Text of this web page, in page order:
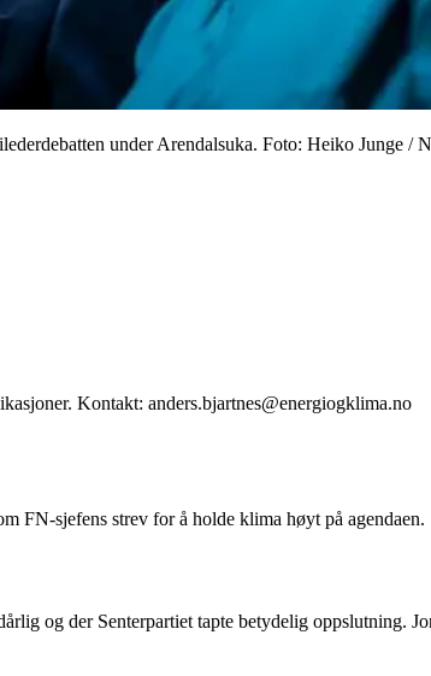
under Arendalsuka. Foto: Heiko Junge /
Kontakt: anders.bjartnes@energiogklima.no
FN-sjefens strev for å holde klima høyt på agendaen.
og der Senterpartiet tapte betydelig oppslutning.